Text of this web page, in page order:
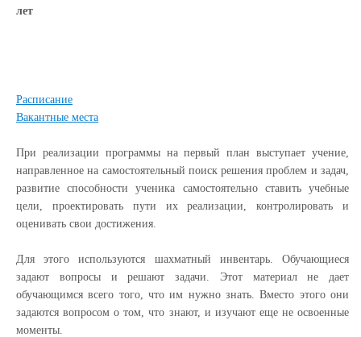
лет
Расписание
Вакантные места
При реализации программы на первый план выступает учение,
направленное на самостоятельный поиск решения проблем и задач,
развитие способности ученика самостоятельно ставить учебные
цели, проектировать пути их реализации, контролировать и
оценивать свои достижения.
Для этого используются шахматный инвентарь. Обучающиеся
задают вопросы и решают задачи. Этот материал не дает
обучающимся всего того, что им нужно знать. Вместо этого они
задаются вопросом о том, что знают, и изучают еще не освоенные
моменты.